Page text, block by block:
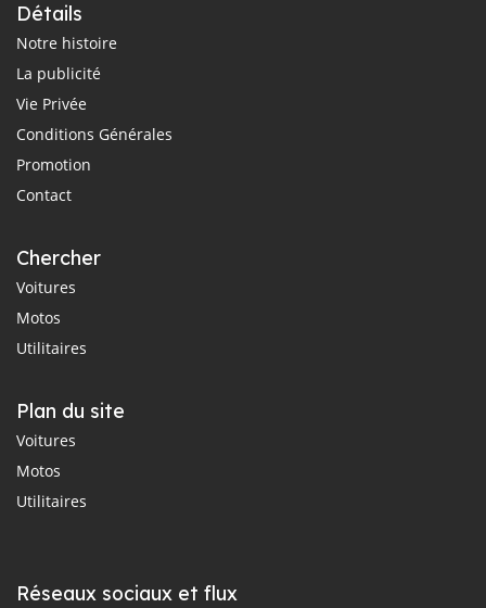
Détails
Notre histoire
La publicité
Vie Privée
Conditions Générales
Promotion
Contact
Chercher
Voitures
Motos
Utilitaires
Plan du site
Voitures
Motos
Utilitaires
Réseaux sociaux et flux